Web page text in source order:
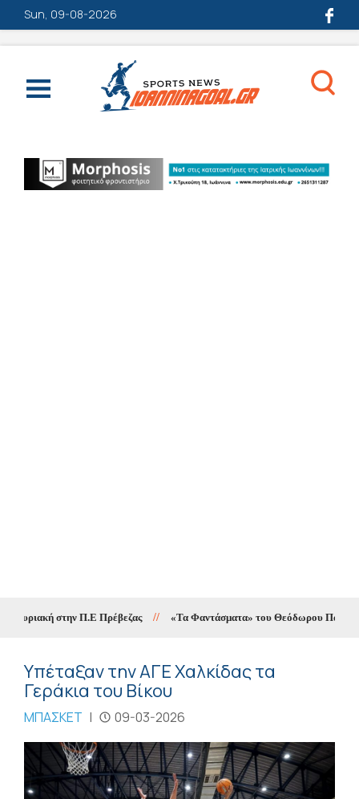
Sun, 09-08-2026
στην Π.Ε Πρέβεζας // «Τα Φαντάσματα» του Θεόδωρου
Υπέταξαν την ΑΓΕ Χαλκίδας τα
Γεράκια του Βίκου
ΜΠΑΣΚΕΤ | 09-03-2026